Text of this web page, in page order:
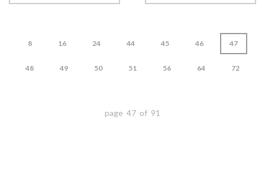
8 16 24 44 45 46 47
48 49 50 51 56 64 72
page 47 of 91